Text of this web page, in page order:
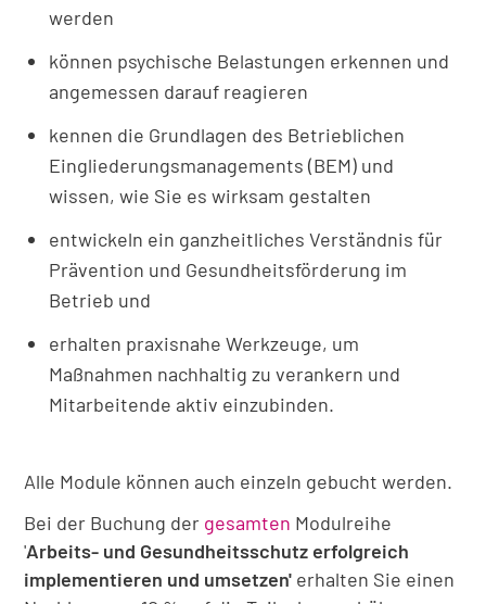
werden
können psychische Belastungen erkennen und
angemessen darauf reagieren
kennen die Grundlagen des Betrieblichen
Eingliederungsmanagements (BEM) und
wissen, wie Sie es wirksam gestalten
entwickeln ein ganzheitliches Verständnis für
Prävention und Gesundheitsförderung im
Betrieb und
erhalten praxisnahe Werkzeuge, um
Maßnahmen nachhaltig zu verankern und
Mitarbeitende aktiv einzubinden.
Alle Module können auch einzeln gebucht werden.
Bei der Buchung der gesamten Modulreihe
'Arbeits- und Gesundheitsschutz erfolgreich
implementieren und umsetzen' erhalten Sie einen